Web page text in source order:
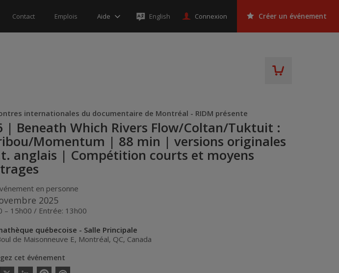
Contact Emplois Aide English Connexion Créer un événement
internationales du documentaire de Montréal - RIDM présente
| Beneath Which Rivers Flow/Coltan/Tuktuit :
Momentum | 88 min | versions originales
anglais | Compétition courts et moyens
en personne
2025
– 15h00 / Entrée: 13h00
québecoise - Salle Principale
de Maisonneuve E, Montréal, QC, Canada
cet événement
Twitter